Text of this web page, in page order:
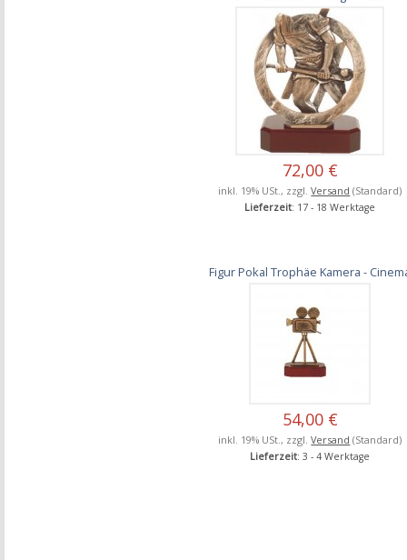
72,00 €
inkl. 19% USt., zzgl.Versand (Standard)
Lieferzeit: 17 - 18 Werktage
Figur Pokal Trophäe Kamera -
54,00 €
inkl. 19% USt., zzgl.Versand (Standard)
Lieferzeit: 3 - 4 Werktage